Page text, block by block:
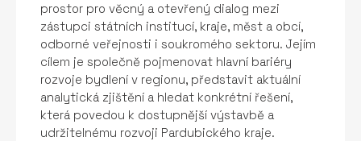
prostor pro věcný a otevřený dialog mezi
zástupci státních institucí, kraje, měst a obcí,
odborné veřejnosti i soukromého sektoru. Jejím
cílem je společně pojmenovat hlavní bariéry
rozvoje bydlení v regionu, představit aktuální
analytická zjištění a hledat konkrétní řešení,
která povedou k dostupnější výstavbě a
udržitelnému rozvoji Pardubického kraje.